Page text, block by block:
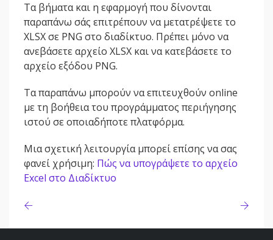
Τα βήματα και η εφαρμογή που δίνονται
παραπάνω σάς επιτρέπουν να μετατρέψετε το
XLSX σε PNG στο διαδίκτυο. Πρέπει μόνο να
ανεβάσετε αρχείο XLSX και να κατεβάσετε το
αρχείο εξόδου PNG.
Τα παραπάνω μπορούν να επιτευχθούν online
με τη βοήθεια του προγράμματος περιήγησης
ιστού σε οποιαδήποτε πλατφόρμα.
Μια σχετική λειτουργία μπορεί επίσης να σας
φανεί χρήσιμη: Πώς να υπογράψετε το αρχείο
Excel στο Διαδίκτυο